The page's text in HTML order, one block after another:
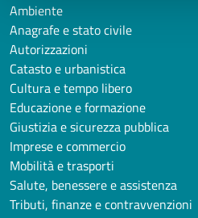
Ambiente
Anagrafe e stato civile
Autorizzazioni
Catasto e urbanistica
Cultura e tempo libero
Educazione e formazione
Giustizia e sicurezza pubblica
Imprese e commercio
Mobilità e trasporti
Salute, benessere e assistenza
Tributi, finanze e contravvenzioni